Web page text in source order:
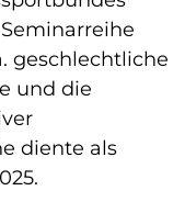
geschlechtliche
und die
diente als